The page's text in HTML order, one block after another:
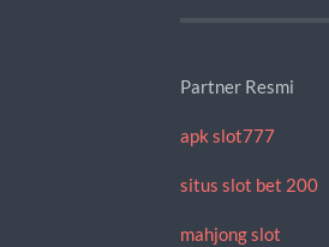
Partner Resmi
apk slot777
situs slot bet 200
mahjong slot